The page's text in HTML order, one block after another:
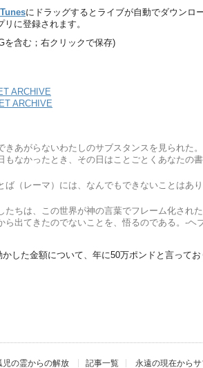
にドラッグするとライブが自動でダウンロ
に登録されます。
を含む；右クリックで保存)
ARCHIVE
ARCHIVE
きあがらないわたしのサブスタンスを見られた
もなかったとき、その日はことごとくあなたの
ば（レーマ）には、なんでもできないことはあ
たちは、この世界が神の言葉でフレーム化され
ら出てきたのでないことを、悟るのである。-ヘ
した金額について、年に50万ポンドと言って
児の霊からの解放 記事一覧 永遠の現在から